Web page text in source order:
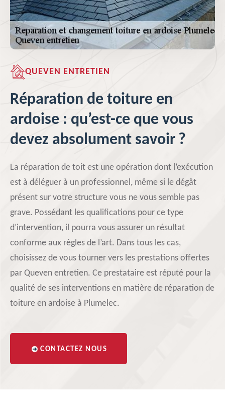
QUEVEN ENTRETIEN
Réparation de toiture en
ardoise : qu’est-ce que vous
devez absolument savoir ?
La réparation de toit est une opération dont l’exécution
est à déléguer à un professionnel, même si le dégât
présent sur votre structure vous ne vous semble pas
grave. Possédant les qualifications pour ce type
d’intervention, il pourra vous assurer un résultat
conforme aux règles de l’art. Dans tous les cas,
choisissez de vous tourner vers les prestations offertes
par Queven entretien. Ce prestataire est réputé pour la
qualité de ses interventions en matière de réparation de
toiture en ardoise à Plumelec.
CONTACTEZ NOUS